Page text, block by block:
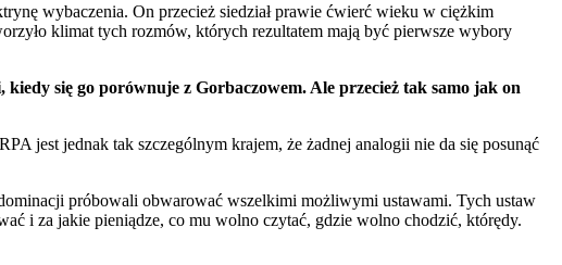
wybaczenia. On przecież siedział prawie ćwierć wieku w ciężkim
klimat tych rozmów, których rezultatem mają być pierwsze wybory
się go porównuje z Gorbaczowem. Ale przecież tak samo jak on
jest jednak tak szczególnym krajem, że żadnej analogii nie da się posunąć
próbowali obwarować wszelkimi możliwymi ustawami. Tych ustaw
i za jakie pieniądze, co mu wolno czytać, gdzie wolno chodzić, którędy.